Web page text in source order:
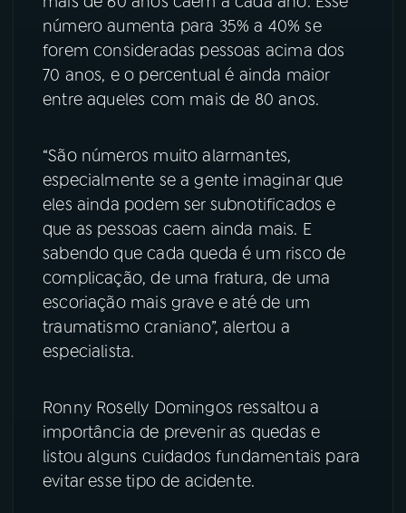
número aumenta para 35% a 40% se
forem consideradas pessoas acima dos
70 anos, e o percentual é ainda maior
entre aqueles com mais de 80 anos.
“São números muito alarmantes,
especialmente se a gente imaginar que
eles ainda podem ser subnotificados e
que as pessoas caem ainda mais. E
sabendo que cada queda é um risco de
complicação, de uma fratura, de uma
escoriação mais grave e até de um
traumatismo craniano”, alertou a
especialista.
Ronny Roselly Domingos ressaltou a
importância de prevenir as quedas e
listou alguns cuidados fundamentais para
evitar esse tipo de acidente.